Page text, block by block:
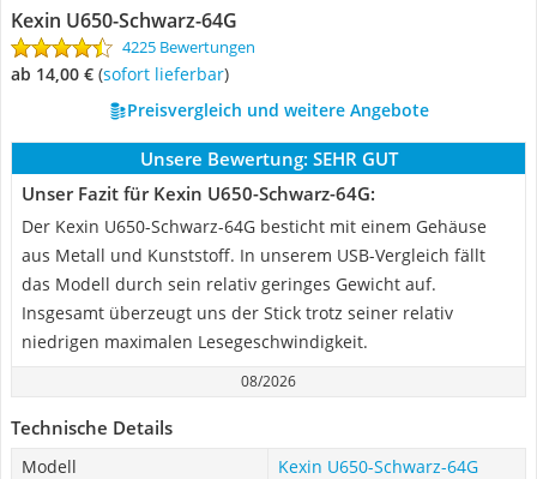
Kexin U650-Schwarz-64G
4225 Bewertungen
ab 14,00 € ( Sofort lieferbar)
Preisvergleich und weitere Angebote
Unsere Bewertung: SEHR GUT
Unser Fazit für Kexin U650-Schwarz-64G:
Der Kexin U650-Schwarz-64G besticht mit einem Gehäuse
aus Metall und Kunststoff. In unserem USB-Vergleich fällt
das Modell durch sein relativ geringes Gewicht auf.
Insgesamt überzeugt uns der Stick trotz seiner relativ
niedrigen maximalen Lesegeschwindigkeit.
08/2026
Technische Details
Modell
Kexin U650-Schwarz-64G